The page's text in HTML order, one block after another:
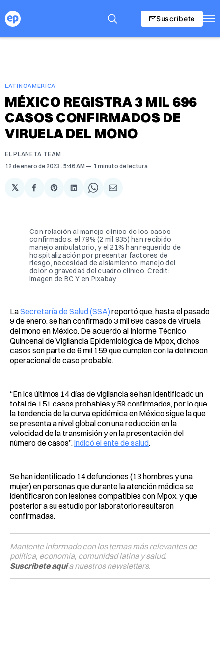
Suscríbete
LATINOAMÉRICA
MÉXICO REGISTRA 3 MIL 696
CASOS CONFIRMADOS DE
VIRUELA DEL MONO
EL PLANETA TEAM
12 de enero de 2023 . 5:46 AM 1 minuto de lectura
𝕏
Compartir
en
Share
on
Compartir
en
Share
on
Compartir
via
Con relación al manejo clínico de los casos
confirmados, el 79% (2 mil 935) han recibido
manejo ambulatorio, y el 21% han requerido de
hospitalización por presentar factores de
riesgo, necesidad de aislamiento, manejo del
dolor o gravedad del cuadro clínico. Credit:
Imagen de BC Y en Pixabay
LaSecretaría de Salud (SSA) reportó que, hasta el pasado
9 de enero, se han confirmado 3 mil 696 casos de viruela
del mono en México. De acuerdo al Informe Técnico
Quincenal de Vigilancia Epidemiológica de Mpox, dichos
casos son parte de 6 mil 159 que cumplen con la definición
operacional de caso probable.
“En los últimos 14 días de vigilancia se han identificado un
total de 151 casos probables y 59 confirmados, por lo que
la tendencia de la curva epidémica en México sigue la que
se presenta a nivel global con una reducción en la
velocidad de la transmisión y en la presentación del
número de casos”, indicó el ente de salud.
Se han identificado 14 defunciones (13 hombres y una
mujer) en personas que durante la atención médica se
identificaron con lesiones compatibles con Mpox, y que
posterior a su estudio por laboratorio resultaron
confirmadas.
Mantente informado con los temas más relevantes de
política, economía, comunidad latina y salud.
Suscríbete aquía nuestros newsletters.